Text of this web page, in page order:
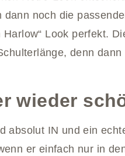
dann noch die
Harlow“ Look perfekt.
denn
wieder
absolut IN und ein
er einfach nur in